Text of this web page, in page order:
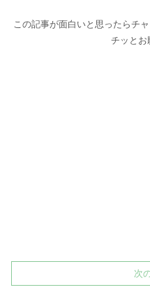
この記事が面白いと思ったらチ
チッとお
次